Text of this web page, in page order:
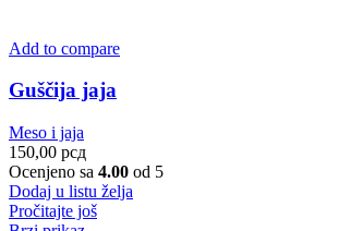
Add to compare
Guščija jaja
Meso i jaja
150,00 рсд
Ocenjeno sa 4.00 od 5
Dodaj u listu želja
Pročitajte još